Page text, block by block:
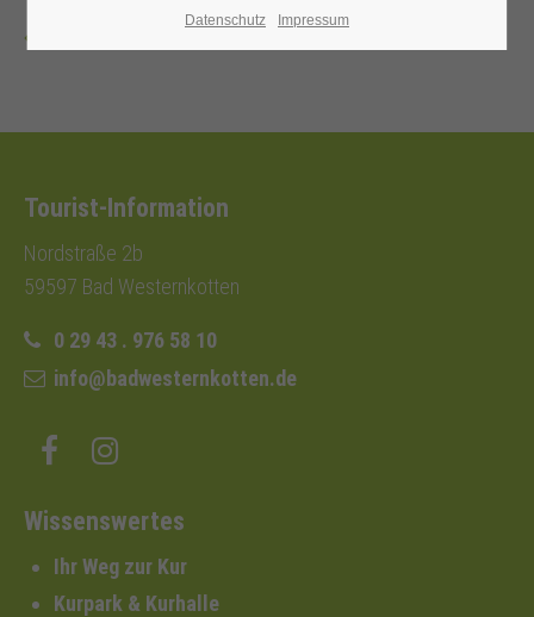
Tourist-Information
Nordstraße 2b
59597 Bad Westernkotten
0 29 43 . 976 58 10
info@badwesternkotten.de
Wissenswertes
Ihr Weg zur Kur
Kurpark & Kurhalle
Datenschutz Impressum